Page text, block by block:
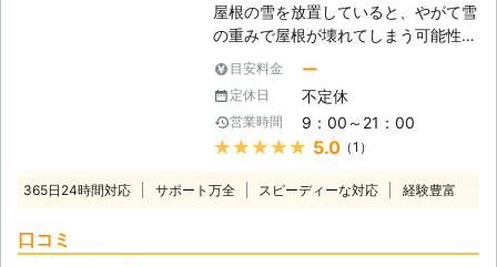
く雪にまつわる事故が多発していま
す。 屋根の除雪を行わないと、雪の
重みで屋根が崩落してしまう恐れがあ
り、また高い場合の除雪中に転落して
大怪我をされたりと、毎年のように事
故が起こっております。 私達は雪国
にある「何なり屋」ならではの除雪サ
ービスも行い、お客様の生活や安全を
ております。 お客様目線でアドバイ
屋根の雪を放置していると、やがて雪
の重みで屋根が壊れてしまう可能性が
あります。 しかし雪かきをしていて
落下したというニュースが報道される
こともあるため、雪かきがうまくでき
るか不安に感じる人も多いのではない
でしょうか。 また、骨折などケガを
のぼることもむずかしいですよね。
目安料金 ー
定休日 不定休
営業時間 9：00～21：00
★★★★★ 5.0（1）
365日24時間対応 サポート万全 スピーディーな対応 経験豊富
口コミ